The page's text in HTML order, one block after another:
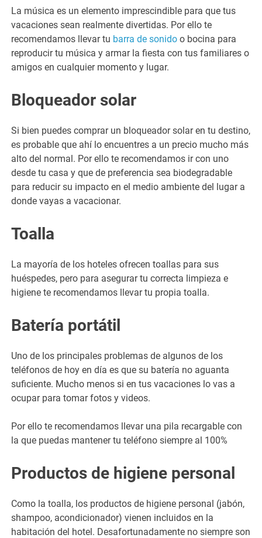
La música es un elemento imprescindible para que tus
vacaciones sean realmente divertidas. Por ello te
recomendamos llevar tu barra de sonido o bocina para
reproducir tu música y armar la fiesta con tus familiares o
amigos en cualquier momento y lugar.
Bloqueador solar
Si bien puedes comprar un bloqueador solar en tu destino,
es probable que ahí lo encuentres a un precio mucho más
alto del normal. Por ello te recomendamos ir con uno
desde tu casa y que de preferencia sea biodegradable
para reducir su impacto en el medio ambiente del lugar a
donde vayas a vacacionar.
Toalla
La mayoría de los hoteles ofrecen toallas para sus
huéspedes, pero para asegurar tu correcta limpieza e
higiene te recomendamos llevar tu propia toalla.
Batería portátil
Uno de los principales problemas de algunos de los
teléfonos de hoy en día es que su batería no aguanta
suficiente. Mucho menos si en tus vacaciones lo vas a
ocupar para tomar fotos y videos.
Por ello te recomendamos llevar una pila recargable con
la que puedas mantener tu teléfono siempre al 100%
Productos de higiene personal
Como la toalla, los productos de higiene personal (jabón,
shampoo, acondicionador) vienen incluidos en la
habitación del hotel. Desafortunadamente no siempre son